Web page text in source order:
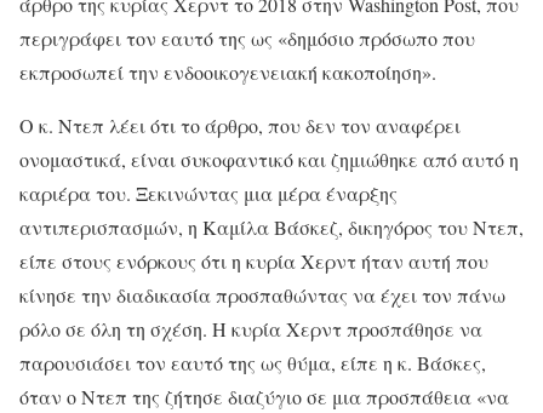
περιγράφει τον εαυτό της ως «δημόσιο πρόσωπο που
εκπροσωπεί την ενδοοικογενειακή κακοποίηση».
Ο κ. Ντεπ λέει ότι το άρθρο, που δεν τον αναφέρει
ονομαστικά, είναι συκοφαντικό και ζημιώθηκε από αυτό η
καριέρα του. Ξεκινώντας μια μέρα έναρξης
αντιπερισπασμών, η Καμίλα Βάσκεζ, δικηγόρος του Ντεπ,
είπε στους ενόρκους ότι η κυρία Χερντ ήταν αυτή που
κίνησε την διαδικασία προσπαθώντας να έχει τον πάνω
ρόλο σε όλη τη σχέση. Η κυρία Χερντ προσπάθησε να
παρουσιάσει τον εαυτό της ως θύμα, είπε η κ. Βάσκες,
όταν ο Ντεπ της ζήτησε διαζύγιο σε μια προσπάθεια «να